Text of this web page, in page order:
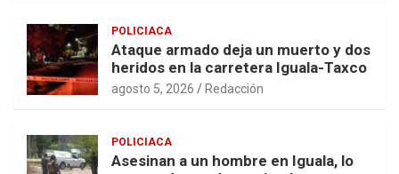
POLICIACA
Ataque armado deja un muerto y dos
heridos en la carretera Iguala-Taxco
agosto 5, 2026 Redacción
POLICIACA
Asesinan a un hombre en Iguala, lo